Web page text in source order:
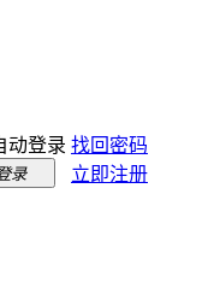
动登录 找回密码
录 立即注册